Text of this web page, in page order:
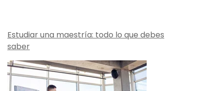
Estudiar una maestría: todo lo que debes
saber